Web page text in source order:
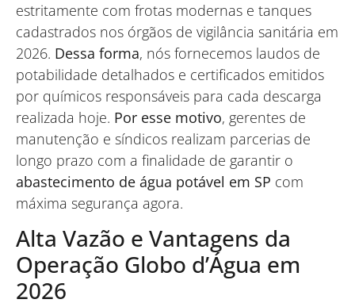
estritamente com frotas modernas e tanques
cadastrados nos órgãos de vigilância sanitária em
2026. Dessa forma, nós fornecemos laudos de
potabilidade detalhados e certificados emitidos
por químicos responsáveis para cada descarga
realizada hoje. Por esse motivo, gerentes de
manutenção e síndicos realizam parcerias de
longo prazo com a finalidade de garantir o
abastecimento de água potável em SP com
máxima segurança agora.
Alta Vazão e Vantagens da
Operação Globo d’Água em
2026